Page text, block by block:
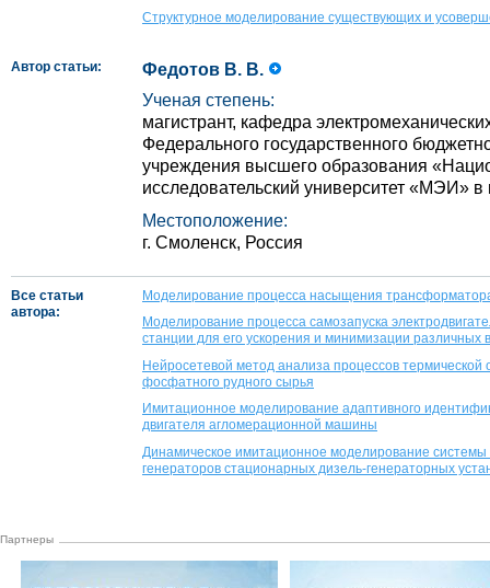
Структурное моделирование существующих и
Автор статьи:
Федотов В. В.
Ученая степень:
магистрант, кафедра
Федерального государственного
учреждения высшего образования
исследовательский университет «МЭИ» в
Местоположение:
г. Смоленск, Россия
Все статьи
автора:
Моделирование процесса насыщения трансформатора
Моделирование процесса самозапуска
станции для его ускорения и минимизации различных
Нейросетевой метод анализа процессов термической
фосфатного рудного сырья
Имитационное моделирование адаптивного
двигателя агломерационной машины
Динамическое имитационное моделирование
генераторов стационарных дизель-генераторных
Партнеры